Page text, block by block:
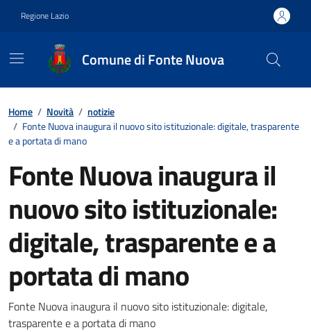
Regione Lazio
Comune di Fonte Nuova
Contenuti in evidenza
Home / Novità / notizie
/ Fonte Nuova inaugura il nuovo sito istituzionale: digitale, trasparente
e a portata di mano
Fonte Nuova inaugura il
nuovo sito istituzionale:
digitale, trasparente e a
portata di mano
Dettagli della notizia
Fonte Nuova inaugura il nuovo sito istituzionale: digitale,
trasparente e a portata di mano